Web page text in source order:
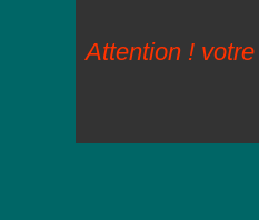
Attention !